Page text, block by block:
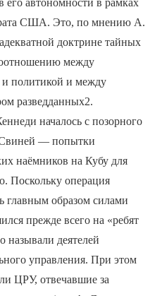
автономности в рамках
США. Это, по мнению А.
доктрине тайных
между
и политикой и между
разведданных2.
началось с позорного
Свиней — попытки
наёмников на Кубу для
Поскольку операция
главным образом силами
прежде всего на «ребят
называли деятелей
управления. При этом
ЦРУ, отвечавшие за